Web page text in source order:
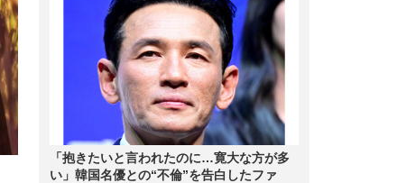
「抱きたいと言われたのに…寛大な方が多
い」韓国名優との“不倫”を告白したファ